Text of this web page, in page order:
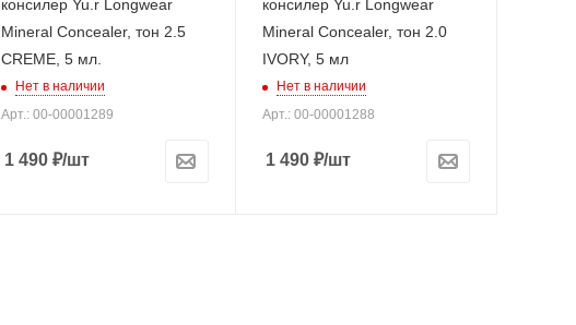
консилер Yu.r Longwear
Mineral Concealer, тон 2.5
CREME, 5 мл.
Нет в наличии
Арт.: 00-00001289
1 490₽/шт
консилер Yu.r Longwear
Mineral Concealer, тон 2.0
IVORY, 5 мл
Нет в наличии
Арт.: 00-00001288
1 490₽/шт